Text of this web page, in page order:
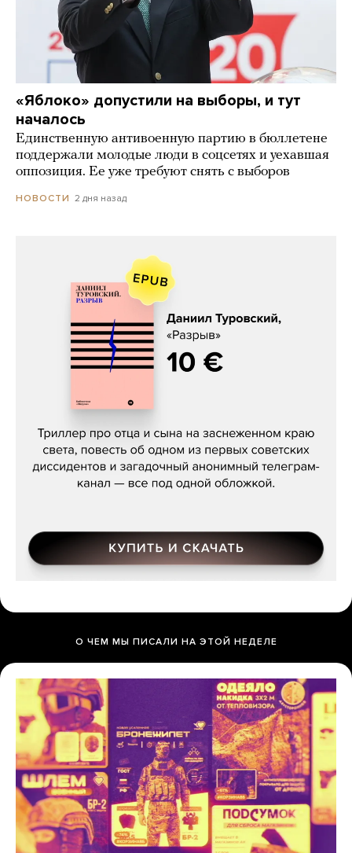
«Яблоко» допустили на выборы, и тут
началось
Единственную антивоенную партию в бюллетене
поддержали молодые люди в соцсетях и уехавшая
оппозиция. Ее уже требуют снять с выборов
НОВОСТИ 2 дня назад
Даниил Туровский, «Разрыв»
О ЧЕМ МЫ ПИСАЛИ НА ЭТОЙ НЕДЕЛЕ